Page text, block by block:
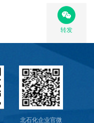
转发
北石化企业官微